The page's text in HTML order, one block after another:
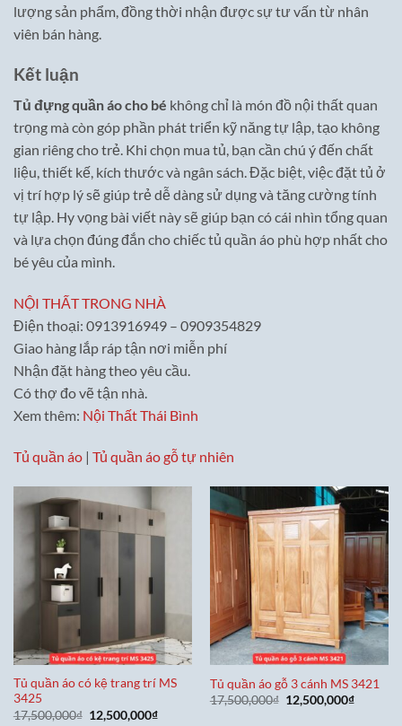
lượng sản phẩm, đồng thời nhận được sự tư vấn từ nhân
viên bán hàng.
Kết luận
Tủ đựng quần áo cho bé không chỉ là món đồ nội thất quan
trọng mà còn góp phần phát triển kỹ năng tự lập, tạo không
gian riêng cho trẻ. Khi chọn mua tủ, bạn cần chú ý đến chất
liệu, thiết kế, kích thước và ngân sách. Đặc biệt, việc đặt tủ ở
vị trí hợp lý sẽ giúp trẻ dễ dàng sử dụng và tăng cường tính
tự lập. Hy vọng bài viết này sẽ giúp bạn có cái nhìn tổng quan
và lựa chọn đúng đắn cho chiếc tủ quần áo phù hợp nhất cho
bé yêu của mình.
NỘI THẤT TRONG NHÀ
Điện thoại: 0913916949 – 0909354829
Giao hàng lắp ráp tận nơi miễn phí
Nhận đặt hàng theo yêu cầu.
Có thợ đo vẽ tận nhà.
Xem thêm: Nội Thất Thái Bình
Tủ quần áo | Tủ quần áo gỗ tự nhiên
Tủ quần áo có kệ trang trí MS
3425
17,500,000₫ Giá
12,500,000₫Giá
Tủ quần áo gỗ 3 cánh MS 3421
17,500,000₫ Giá
gốc
12,500,000₫Giá